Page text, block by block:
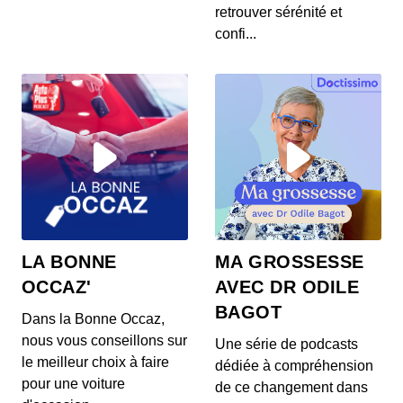
00:03:37 - IL Y A 6 ANS
Les prix de la Mercedes Classe E restylée, la
S12E144: L'actu auto du 23 juillet 2020
00:03:39 - IL Y A 6 ANS
L’Aston Martin Vanquish 25 par Ian Callum entre
en production. Quel est ce modèle ? On v...
S12E143: L'actu auto du 22 juillet 2020
00:03:25 - IL Y A 6 ANS
1400 ch dans un SUV 100% électrique ? C’est la
nouvelle trouvaille de Ford ! On vos prés...
S12E141: L'actu auto du 21 juillet 2020
00:03:26 - IL Y A 6 ANS
Au menu de ce mardi 21 juillet : des Renault Zoe
gratuites pour les habitants d’un villa...
retrouver sérénité et
confi...
LA BONNE
OCCAZ'
Dans la Bonne Occaz,
nous vous conseillons sur
le meilleur choix à faire
pour une voiture
MA GROSSESSE
AVEC DR ODILE
BAGOT
Une série de podcasts
dédiée à compréhension
de ce changement dans